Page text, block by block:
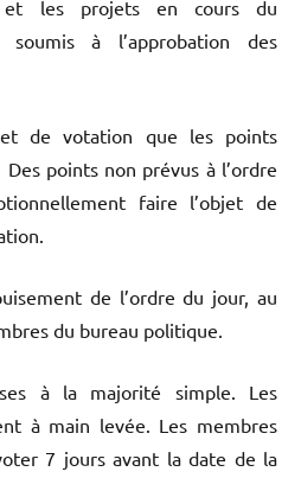
et les projets en cours du
à l’approbation des
de votation que les points
points non prévus à l’ordre
faire l’objet de
de l’ordre du jour, au
du bureau politique.
à la majorité simple. Les
à main levée. Les membres
7 jours avant la date de la